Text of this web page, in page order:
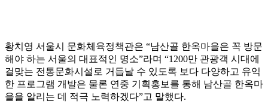
황치영 서울시 문화체육정책관은 “남산골 한옥마을은 꼭 방문
해야 하는 서울의 대표적인 명소”라며 “1200만 관광객 시대에
걸맞는 전통문화시설로 거듭날 수 있도록 보다 다양하고 유익
한 프로그램 개발은 물론 연중 기획홍보를 통해 남산골 한옥마
을을 알리는 데 적극 노력하겠다”고 말했다.